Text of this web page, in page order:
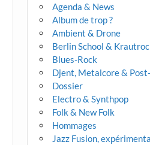
Agenda & News
Album de trop ?
Ambient & Drone
Berlin School &
Blues-Rock
Djent, Metalcore &
Dossier
Electro & Synthpop
Folk & New Folk
Hommages
Jazz Fusion,